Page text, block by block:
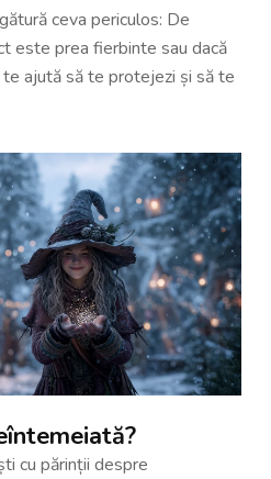
ceva periculos: De
este prea fierbinte sau dacă
ajută să te protejezi și să te
cu părinții despre